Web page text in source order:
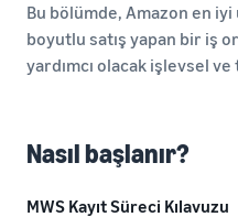
Bu bölümde, Amazon en
boyutlu satış yapan bir iş
yardımcı olacak işlevsel
Nasıl başlanır?
MWS Kayıt Süreci Kılavuzu